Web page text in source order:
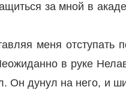
за мной в
меня отступать
в руке
Он дунул на него, и